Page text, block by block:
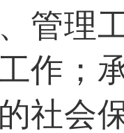
管理
作；
社会